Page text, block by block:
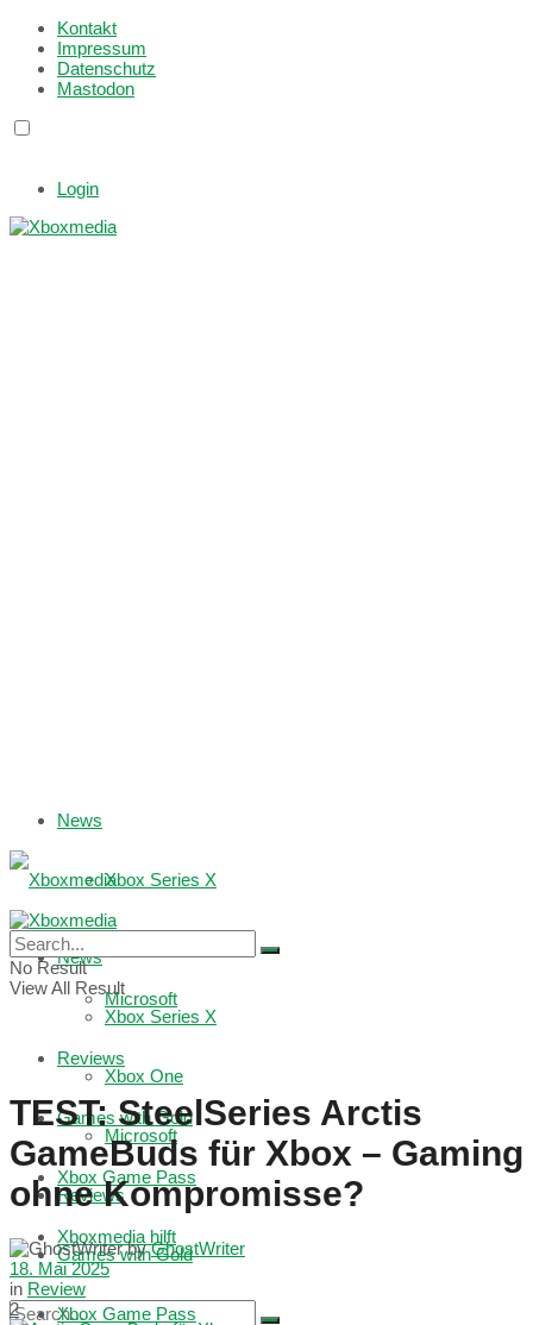
Kontakt
Impressum
Datenschutz
Mastodon
Login
News
Xbox Series X
Microsoft
Reviews
Games with Gold
Xbox Game Pass
Xboxmedia hilft
News
Xbox Series X
Xbox One
Microsoft
Reviews
Games with Gold
Xbox Game Pass
No Result
View All Result
TEST: SteelSeries Arctis
GameBuds für Xbox – Gaming
ohne Kompromisse?
by GhostWriter
18. Mai 2025
in Review
2